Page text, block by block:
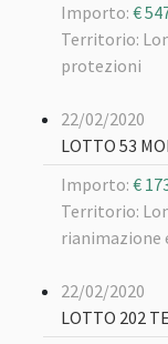
Importo: €
Territorio:
protezioni
22/02/2020
LOTTO 53
Importo: €
Territorio:
rianimazione
22/02/2020
LOTTO 202